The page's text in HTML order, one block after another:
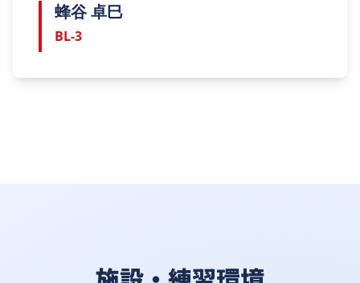
蜂谷 卓巳
BL-3